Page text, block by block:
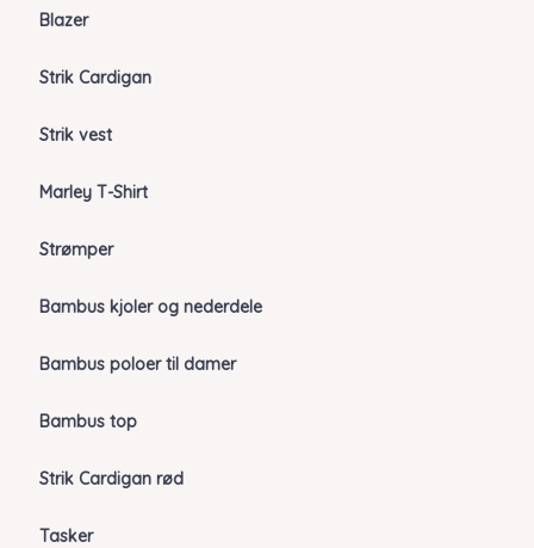
Blazer
Strik Cardigan
Strik vest
Marley T-Shirt
Strømper
Bambus kjoler og nederdele
Bambus poloer til damer
Bambus top
Strik Cardigan rød
Tasker